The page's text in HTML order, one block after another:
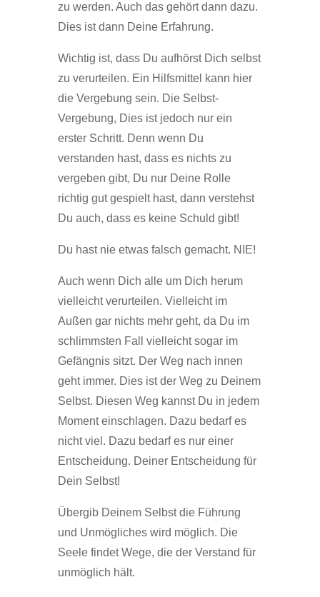
zu werden. Auch das gehört dann dazu.
Dies ist dann Deine Erfahrung.
Wichtig ist, dass Du aufhörst Dich selbst
zu verurteilen. Ein Hilfsmittel kann hier
die Vergebung sein. Die Selbst-
Vergebung, Dies ist jedoch nur ein
erster Schritt. Denn wenn Du
verstanden hast, dass es nichts zu
vergeben gibt, Du nur Deine Rolle
richtig gut gespielt hast, dann verstehst
Du auch, dass es keine Schuld gibt!
Du hast nie etwas falsch gemacht. NIE!
Auch wenn Dich alle um Dich herum
vielleicht verurteilen. Vielleicht im
Außen gar nichts mehr geht, da Du im
schlimmsten Fall vielleicht sogar im
Gefängnis sitzt. Der Weg nach innen
geht immer. Dies ist der Weg zu Deinem
Selbst. Diesen Weg kannst Du in jedem
Moment einschlagen. Dazu bedarf es
nicht viel. Dazu bedarf es nur einer
Entscheidung. Deiner Entscheidung für
Dein Selbst!
Übergib Deinem Selbst die Führung
und Unmögliches wird möglich. Die
Seele findet Wege, die der Verstand für
unmöglich hält.